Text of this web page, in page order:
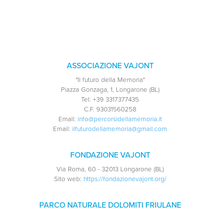
ASSOCIAZIONE VAJONT
"Il futuro della Memoria"
Piazza Gonzaga, 1, Longarone (BL)
Tel: +39 3317377435
C.F. 93031560258
Email: info@percorsidellamemoria.it
Email: ilfuturodellamemoria@gmail.com
FONDAZIONE VAJONT
Via Roma, 60 - 32013 Longarone (BL)
Sito web: https://fondazionevajont.org/
PARCO NATURALE DOLOMITI FRIULANE